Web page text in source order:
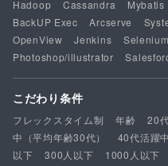
Hadoop
Cassandra Mybatis
BackUP Exec
Arcserve
OpenView
Jenkins Selenium
Photoshop/illustrator
こだわり条件
フレックスタイム制 年齢 20
中（平均年齢30代）
40代活躍
以下
300人以下 1000人以下